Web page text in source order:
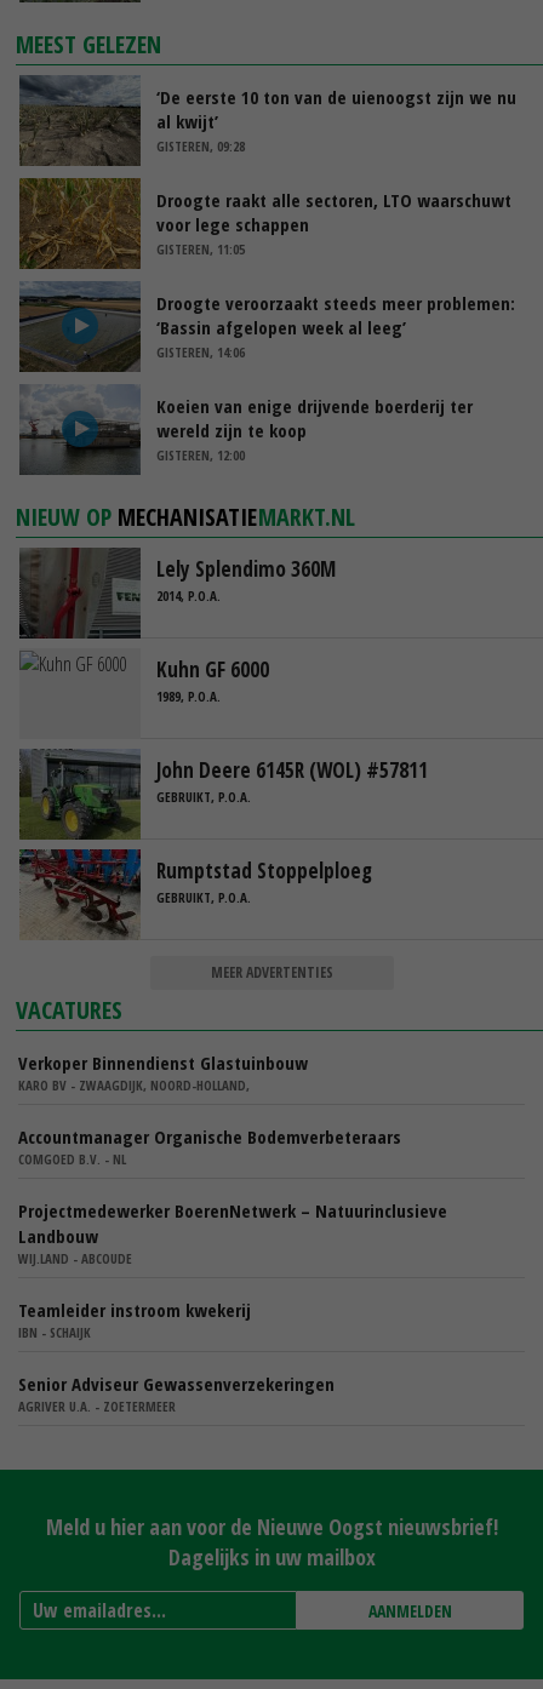
MEEST GELEZEN
‘De eerste 10 ton van de uienoogst zijn we nu
al kwijt’
GISTEREN, 09:28
Droogte raakt alle sectoren, LTO waarschuwt
voor lege schappen
GISTEREN, 11:05
Droogte veroorzaakt steeds meer problemen:
‘Bassin afgelopen week al leeg’
GISTEREN, 14:06
Koeien van enige drijvende boerderij ter
wereld zijn te koop
GISTEREN, 12:00
NIEUW OP MECHANISATIEMARKT.NL
Lely Splendimo 360M
2014, P.O.A.
Kuhn GF 6000
1989, P.O.A.
John Deere 6145R (WOL) #57811
GEBRUIKT, P.O.A.
Rumptstad Stoppelploeg
GEBRUIKT, P.O.A.
MEER ADVERTENTIES
VACATURES
Verkoper Binnendienst Glastuinbouw
KARO BV - ZWAAGDIJK, NOORD-HOLLAND,
Accountmanager Organische Bodemverbeteraars
COMGOED B.V. - NL
Projectmedewerker BoerenNetwerk – Natuurinclusieve
Landbouw
WIJ.LAND - ABCOUDE
Teamleider instroom kwekerij
IBN - SCHAIJK
Senior Adviseur Gewassenverzekeringen
AGRIVER U.A. - ZOETERMEER
Meld u hier aan voor de Nieuwe Oogst nieuwsbrief!
Dagelijks in uw mailbox
AANMELDEN